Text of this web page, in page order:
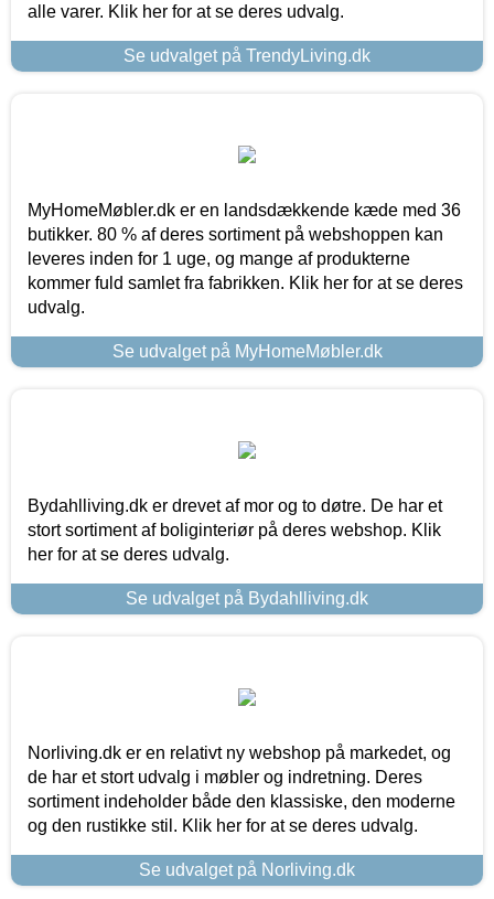
alle varer. Klik her for at se deres udvalg.
Se udvalget på TrendyLiving.dk
MyHomeMøbler.dk er en landsdækkende kæde med 36
butikker. 80 % af deres sortiment på webshoppen kan
leveres inden for 1 uge, og mange af produkterne
kommer fuld samlet fra fabrikken. Klik her for at se deres
udvalg.
Se udvalget på MyHomeMøbler.dk
Bydahlliving.dk er drevet af mor og to døtre. De har et
stort sortiment af boliginteriør på deres webshop. Klik
her for at se deres udvalg.
Se udvalget på Bydahlliving.dk
Norliving.dk er en relativt ny webshop på markedet, og
de har et stort udvalg i møbler og indretning. Deres
sortiment indeholder både den klassiske, den moderne
og den rustikke stil. Klik her for at se deres udvalg.
Se udvalget på Norliving.dk